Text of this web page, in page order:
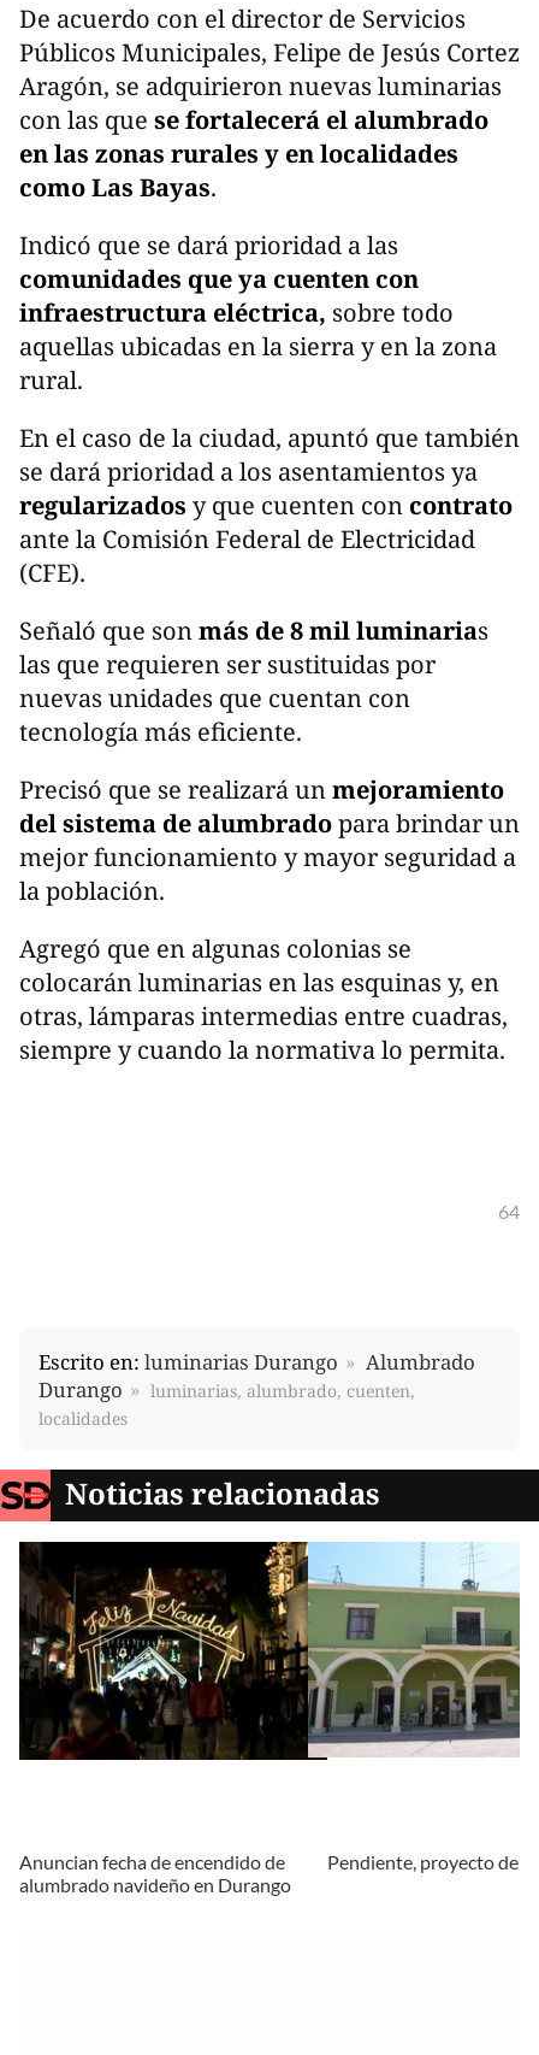
De acuerdo con el director de Servicios
Públicos Municipales, Felipe de Jesús Cortez
Aragón, se adquirieron nuevas luminarias
con las que se fortalecerá el alumbrado
en las zonas rurales y en localidades
como Las Bayas.
Indicó que se dará prioridad a las
comunidades que ya cuenten con
infraestructura eléctrica, sobre todo
aquellas ubicadas en la sierra y en la zona
rural.
En el caso de la ciudad, apuntó que también
se dará prioridad a los asentamientos ya
regularizados y que cuenten con contrato
ante la Comisión Federal de Electricidad
(CFE).
Señaló que sonmás de 8 mil luminarias
las que requieren ser sustituidas por
nuevas unidades que cuentan con
tecnología más eficiente.
Precisó que se realizará unmejoramiento
del sistema de alumbradopara brindar un
mejor funcionamiento y mayor seguridad a
la población.
Agregó que en algunas colonias se
colocarán luminarias en las esquinas y, en
otras, lámparas intermedias entre cuadras,
siempre y cuando la normativa lo permita.
64
Escrito en: luminarias Durango
Alumbrado
Durango
luminarias, alumbrado, cuenten,
localidades
Noticias relacionadas
Anuncian fecha de encendido de
alumbrado navideño en Durango
Pendiente, proyecto de